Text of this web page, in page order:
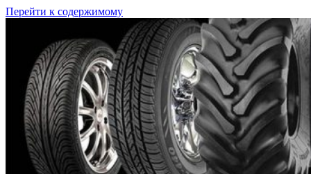
Перейти к содержимому